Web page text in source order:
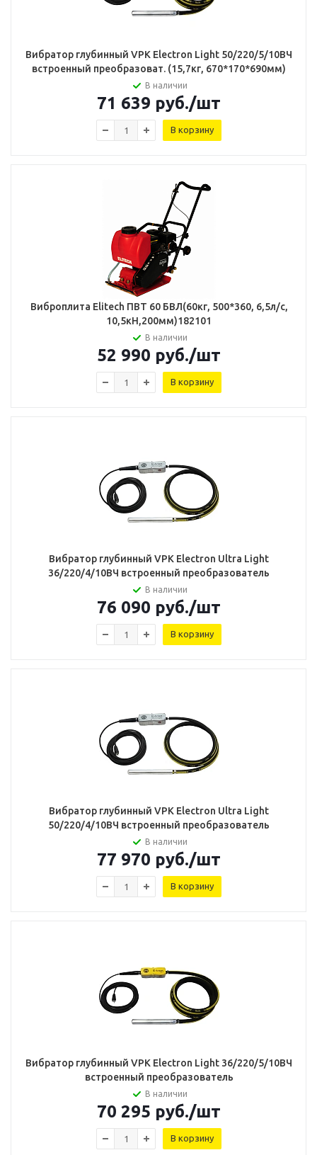
Вибратор глубинный VPK Electron Light 50/220/5/10ВЧ
встроенный преобразоват. (15,7кг, 670*170*690мм)
В наличии
71 639 руб./шт
В корзину
Виброплита Elitech ПВТ 60 БВЛ(60кг, 500*360, 6,5л/с,
10,5кН,200мм)182101
В наличии
52 990 руб./шт
В корзину
Вибратор глубинный VPK Electron Ultra Light
36/220/4/10ВЧ встроенный преобразователь
В наличии
76 090 руб./шт
В корзину
Вибратор глубинный VPK Electron Ultra Light
50/220/4/10ВЧ встроенный преобразователь
В наличии
77 970 руб./шт
В корзину
Вибратор глубинный VPK Electron Light 36/220/5/10ВЧ
встроенный преобразователь
В наличии
70 295 руб./шт
В корзину